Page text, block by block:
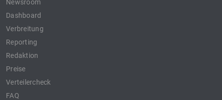
Newsroom
Dashboard
Verbreitung
Reporting
Redaktion
Preise
Verteilercheck
FAQ